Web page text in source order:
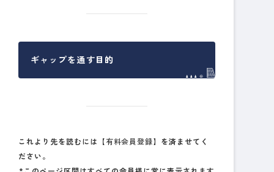
ギャップを通す目的
これより先を読むには 【有料会員登録】 を済ませてく
ださい。